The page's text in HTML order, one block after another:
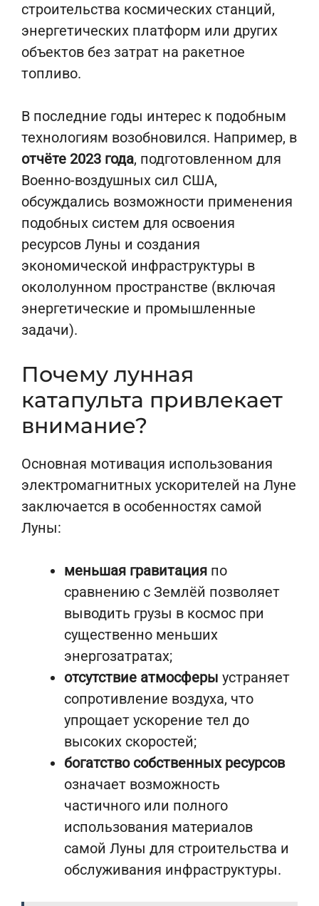
строительства космических станций,
энергетических платформ или других
объектов без затрат на ракетное
топливо.
В последние годы интерес к подобным
технологиям возобновился. Например, в
отчёте 2023 года, подготовленном для
Военно-воздушных сил США,
обсуждались возможности применения
подобных систем для освоения
ресурсов Луны и создания
экономической инфраструктуры в
окололунном пространстве (включая
энергетические и промышленные
задачи).
Почему лунная
катапульта привлекает
внимание?
Основная мотивация использования
электромагнитных ускорителей на Луне
заключается в особенностях самой
Луны:
меньшая гравитация по
сравнению с Землёй позволяет
выводить грузы в космос при
существенно меньших
энергозатратах;
отсутствие атмосферы устраняет
сопротивление воздуха, что
упрощает ускорение тел до
высоких скоростей;
богатство собственных ресурсов
означает возможность
частичного или полного
использования материалов
самой Луны для строительства и
обслуживания инфраструктуры.